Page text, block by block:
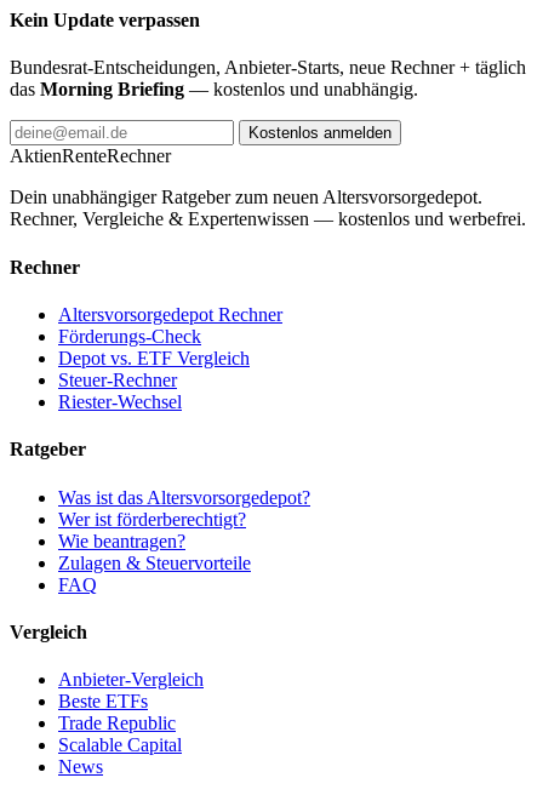
Kein Update verpassen
Bundesrat-Entscheidungen, Anbieter-Starts, neue Rechner + täglich
das Morning Briefing — kostenlos und unabhängig.
Kostenlos anmelden
AktienRenteRechner
Dein unabhängiger Ratgeber zum neuen Altersvorsorgedepot.
Rechner, Vergleiche & Expertenwissen — kostenlos und werbefrei.
Rechner
Altersvorsorgedepot Rechner
Förderungs-Check
Depot vs. ETF Vergleich
Steuer-Rechner
Riester-Wechsel
Ratgeber
Was ist das Altersvorsorgedepot?
Wer ist förderberechtigt?
Wie beantragen?
Zulagen & Steuervorteile
FAQ
Vergleich
Anbieter-Vergleich
Beste ETFs
Trade Republic
Scalable Capital
News